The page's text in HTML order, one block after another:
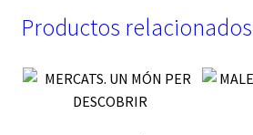
Productos relacionados